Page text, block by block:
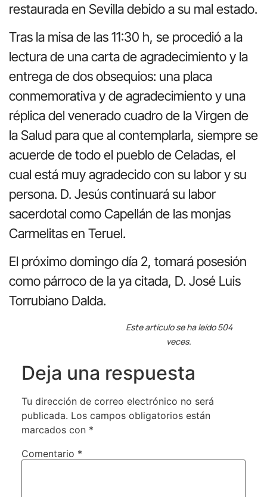
restaurada en Sevilla debido a su mal estado.
Tras la misa de las 11:30 h, se procedió a la
lectura de una carta de agradecimiento y la
entrega de dos obsequios: una placa
conmemorativa y de agradecimiento y una
réplica del venerado cuadro de la Virgen de
la Salud para que al contemplarla, siempre se
acuerde de todo el pueblo de Celadas, el
cual está muy agradecido con su labor y su
persona. D. Jesús continuará su labor
sacerdotal como Capellán de las monjas
Carmelitas en Teruel.
El próximo domingo día 2, tomará posesión
como párroco de la ya citada, D. José Luis
Torrubiano Dalda.
Este artículo se ha leído 504
veces.
Deja una respuesta
Tu dirección de correo electrónico no será
publicada. Los campos obligatorios están
marcados con *
Comentario *